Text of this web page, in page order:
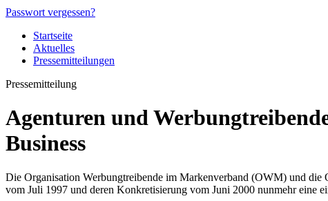
Passwort vergessen?
Startseite
Aktuelles
Pressemitteilungen
Pressemitteilung
Agenturen und
Business
Die Organisation Werbungtreibende im Markenverband (OWM) und
vom Juli 1997 und deren Konkretisierung vom Juni 2000 nunmehr eine